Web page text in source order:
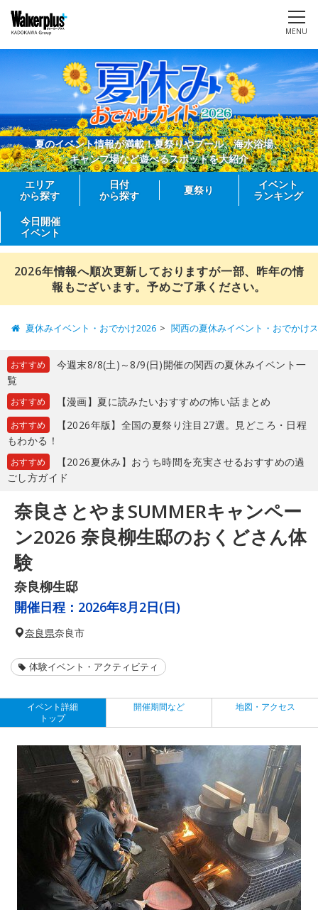
MENU
夏のイベント情報が満載！夏祭りやプール、海水浴場、
キャンプ場など遊べるスポットを大紹介
エリア
から探す
日付
から探す
夏祭り
イベント
ランキング
今日開催
イベント
2026年情報へ順次更新しておりますが一部、昨年の情
報もございます。予めご了承ください。
夏休みイベント・おでかけ2026 関西の夏休みイベント・おでかけ
おすすめ
今週末8/8(土)～8/9(日)開催の関西の夏休みイベント一
覧
おすすめ 【漫画】夏に読みたいおすすめの怖い話まとめ
おすすめ
【2026年版】全国の夏祭り注目27選。見どころ・日程
もわかる！
おすすめ
【2026夏休み】おうち時間を充実させるおすすめの過
ごし方ガイド
奈良さとやまSUMMERキャンペー
ン2026 奈良柳生邸のおくどさん体
験
奈良柳生邸
開催日程： 2026年8月2日(日)
奈良県奈良市
体験イベント・アクティビティ
イベント詳細
トップ
開催期間など 地図・アクセス